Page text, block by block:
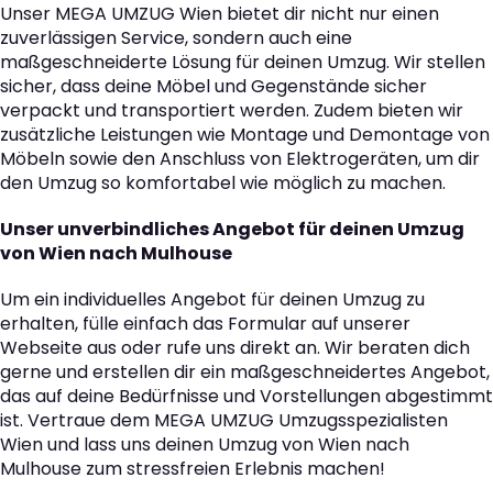
Unser MEGA UMZUG Wien bietet dir nicht nur einen
zuverlässigen Service, sondern auch eine
maßgeschneiderte Lösung für deinen Umzug. Wir stellen
sicher, dass deine Möbel und Gegenstände sicher
verpackt und transportiert werden. Zudem bieten wir
zusätzliche Leistungen wie Montage und Demontage von
Möbeln sowie den Anschluss von Elektrogeräten, um dir
den Umzug so komfortabel wie möglich zu machen.
Unser unverbindliches Angebot für deinen Umzug
von Wien nach Mulhouse
Um ein individuelles Angebot für deinen Umzug zu
erhalten, fülle einfach das Formular auf unserer
Webseite aus oder rufe uns direkt an. Wir beraten dich
gerne und erstellen dir ein maßgeschneidertes Angebot,
das auf deine Bedürfnisse und Vorstellungen abgestimmt
ist. Vertraue dem MEGA UMZUG Umzugsspezialisten
Wien und lass uns deinen Umzug von Wien nach
Mulhouse zum stressfreien Erlebnis machen!